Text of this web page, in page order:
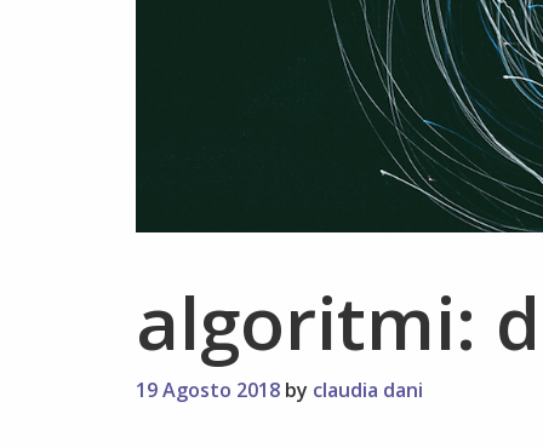
algoritmi:
19 Agosto 2018 by claudia dani